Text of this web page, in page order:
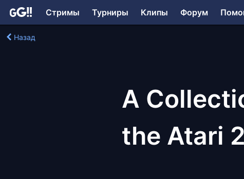
Стримы Турниры Клипы Форум
Назад
A
the Atari